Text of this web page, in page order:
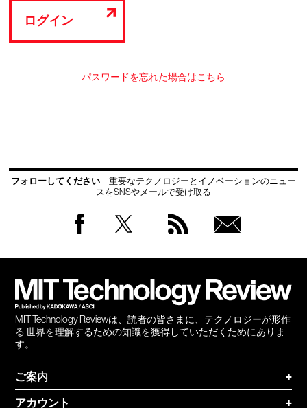
ログイン
パスワードを忘れた場合はこちら
フォローしてください
重要なテクノロジーとイノベーションのニュー
スをSNSやメールで受け取る
MIT Technology Reviewは、読者の皆さまに、テクノロジーが形作
る 世界を理解するための知識を獲得していただくためにありま
す。
ご案内
+
アカウント
+